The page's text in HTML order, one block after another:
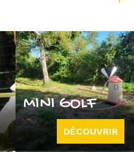
MINI GOLF
DÉCOUVRIR